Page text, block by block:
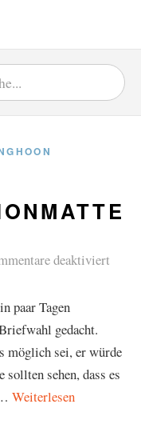
deaktiviert
paar Tagen
gedacht.
möglich sei, er würde
sehen, dass es
Weiterlesen